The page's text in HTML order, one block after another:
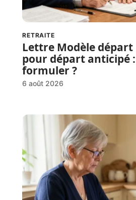
RETRAITE
Lettre Modèle
pour départ anticipé
formuler ?
6 août 2026